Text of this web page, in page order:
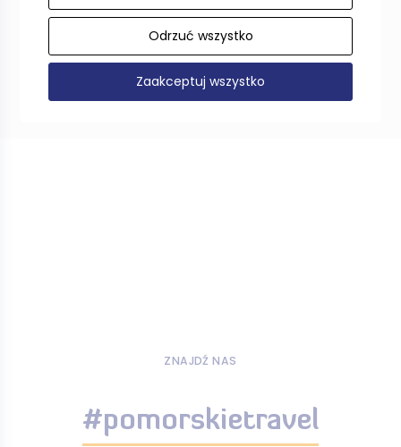
Pokaż więcej
ZNAJDŹ NAS
#pomorskietravel
Odrzuć wszystko
Zaakceptuj wszystko